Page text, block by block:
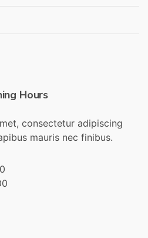
Hours
consectetur adipiscing
mauris nec finibus.